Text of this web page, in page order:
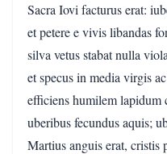
Sacra Iovi facturus erat:
et petere e vivis libandas
silva vetus stabat nulla
et specus in media virgis
efficiens humilem lapidum
uberibus fecundus aquis;
Martius anguis erat, cristis